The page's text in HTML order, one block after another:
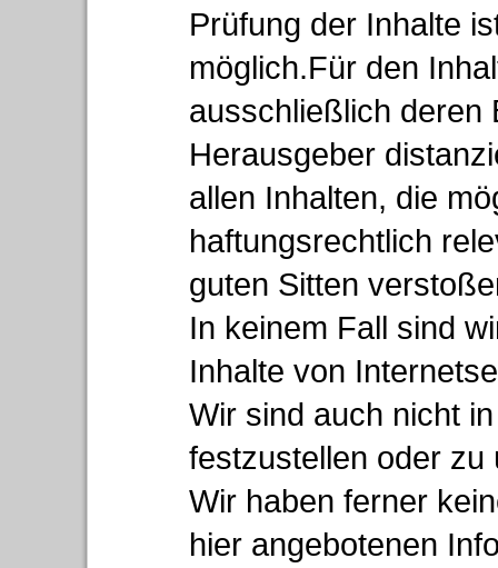
Prüfung der Inhalte
möglich.Für den
ausschließlich deren
Herausgeber
allen Inhalten, die
haftungsrechtlich
guten Sitten
In keinem Fall sind
Inhalte von
Wir sind auch nicht
festzustellen oder zu
Wir haben ferner
hier angebotenen